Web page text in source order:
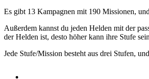
Es gibt 13 Kampagnen mit 190 Missionen,
Außerdem kannst du jeden Helden mit der
der Helden ist, desto höher kann ihre Stufe
Jede Stufe/Mission besteht aus drei Stufen,